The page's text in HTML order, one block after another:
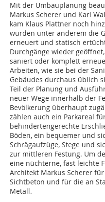
Mit der Umbauplanung
Markus Scherer und Karl
kam Klaus Plattner noch
wurden unter anderem die
erneuert und statisch
Durchgänge wieder
saniert oder komplett
Arbeiten, wie sie bei der
Gebäudes durchaus üblich
Teil der Planung und
neuer Wege innerhalb der
Bevölkerung überhaupt
zählen auch ein Parkareal
behindertengerechte
Böden, ein bequemer und
Schrägaufzüge, Stege und
zur mittleren Festung. Um
eine nüchterne, fast leichte
Architekt Markus Scherer
Sichtbeton und für die an
Metall.